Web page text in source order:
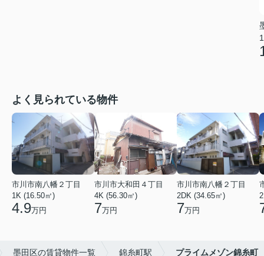
よく見られている物件
市川市南八幡２丁目
1K (16.50㎡)
4.9万円
市川市大和田４丁目
4K (56.30㎡)
7万円
市川市南八幡２丁目
2DK (34.65㎡)
7万円
墨田区の賃貸物件一覧 錦糸町駅 プライムメゾン錦糸町